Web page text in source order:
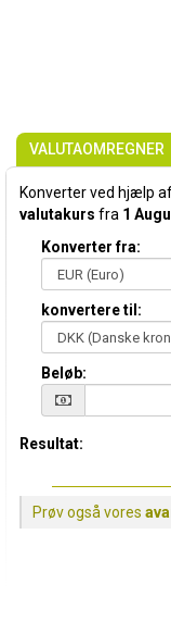
VALUTAOMREGNER
Konverter ved hjælp
valutakurs fra 1
Konverter fra:
konvertere til:
Beløb:
Resultat:
Prøv også vores